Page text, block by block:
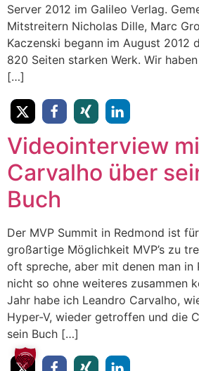
Server 2012 im Galileo Verlag.
Mitstreitern Nicholas Dille, Marc
Kaczenski begann im August 2012
820 Seiten starken Werk. Wir
[…]
Videointerview
Carvalho über
Buch
Der MVP Summit in Redmond ist
großartige Möglichkeit MVP’s zu
oft spreche, aber mit denen man in
nicht so ohne weiteres zusammen
Jahr habe ich Leandro Carvalho,
Hyper-V, wieder getroffen und die
sein Buch […]